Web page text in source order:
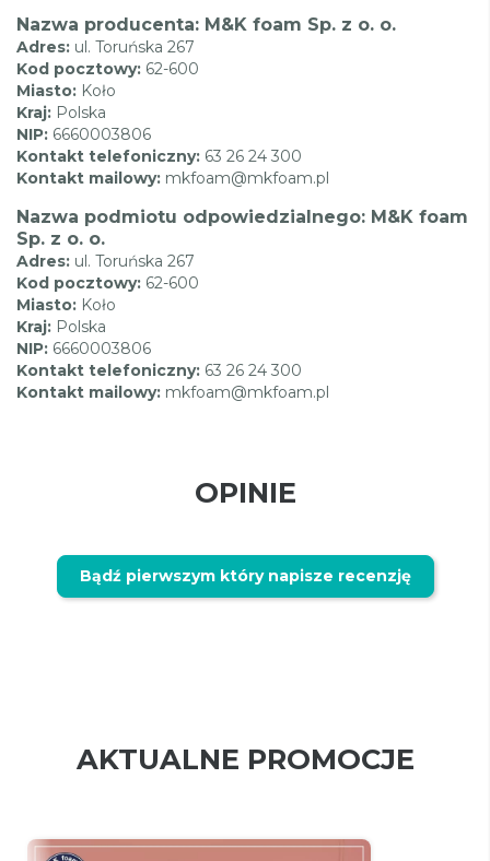
Nazwa producenta: M&K foam Sp. z o. o.
Adres: ul. Toruńska 267
Kod pocztowy: 62-600
Miasto: Koło
Kraj: Polska
NIP: 6660003806
Kontakt telefoniczny: 63 26 24 300
Kontakt mailowy: mkfoam@mkfoam.pl
Nazwa podmiotu odpowiedzialnego: M&K foam
Sp. z o. o.
Adres: ul. Toruńska 267
Kod pocztowy: 62-600
Miasto: Koło
Kraj: Polska
NIP: 6660003806
Kontakt telefoniczny: 63 26 24 300
Kontakt mailowy: mkfoam@mkfoam.pl
OPINIE
Bądź pierwszym który napisze recenzję
AKTUALNE PROMOCJE